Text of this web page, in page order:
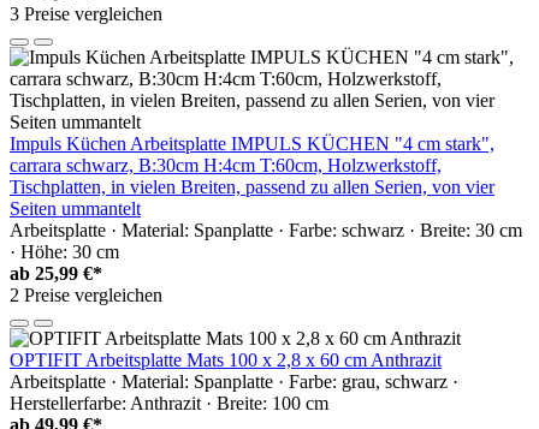
3 Preise vergleichen
Impuls Küchen Arbeitsplatte IMPULS KÜCHEN "4 cm stark",
carrara schwarz, B:30cm H:4cm T:60cm, Holzwerkstoff,
Tischplatten, in vielen Breiten, passend zu allen Serien, von vier
Seiten ummantelt
Arbeitsplatte · Material: Spanplatte · Farbe: schwarz · Breite: 30 cm
· Höhe: 30 cm
ab 25,99 €*
2 Preise vergleichen
OPTIFIT Arbeitsplatte Mats 100 x 2,8 x 60 cm Anthrazit
Arbeitsplatte · Material: Spanplatte · Farbe: grau, schwarz ·
Herstellerfarbe: Anthrazit · Breite: 100 cm
ab 49,99 €*